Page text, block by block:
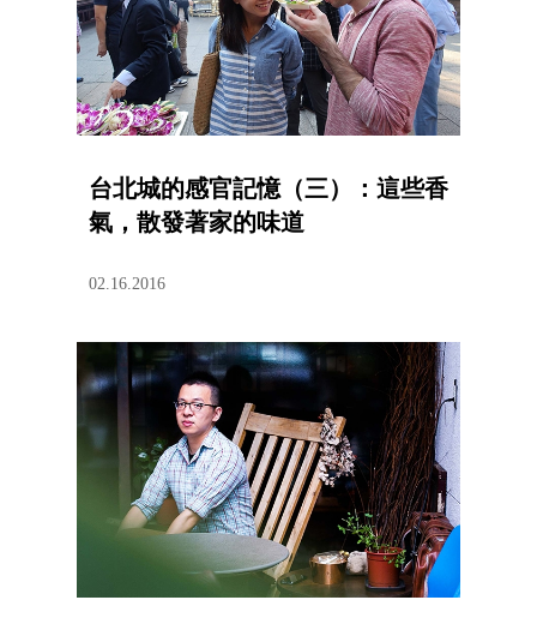
台北城的感官記憶（三）：這些香
氣，散發著家的味道
02.16.2016